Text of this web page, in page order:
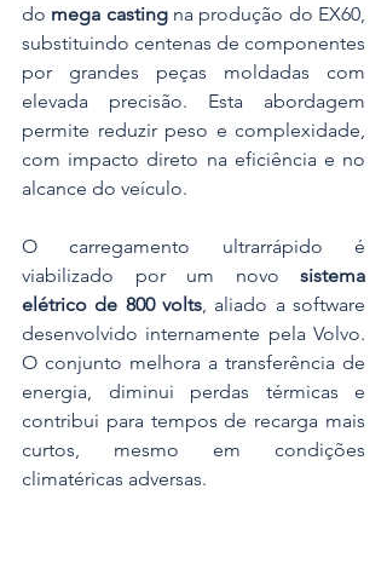
do mega casting na produção do EX60,
substituindo centenas de componentes
por grandes peças moldadas com
elevada precisão. Esta abordagem
permite reduzir peso e complexidade,
com impacto direto na eficiência e no
alcance do veículo.
O carregamento ultrarrápido é
viabilizado por um novo sistema
elétrico de 800 volts , aliado a software
desenvolvido internamente pela Volvo.
O conjunto melhora a transferência de
energia, diminui perdas térmicas e
contribui para tempos de recarga mais
curtos, mesmo em condições
climatéricas adversas.